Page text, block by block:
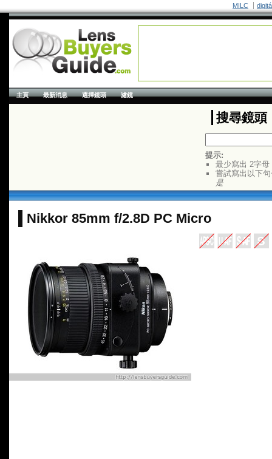
MILC
主頁 最新消息 選擇鏡頭 濾鏡
搜尋鏡頭
提示:
最少寫出 2字母
嘗試寫出以下
是
Nikkor 85mm f/2.8D PC Micro